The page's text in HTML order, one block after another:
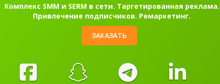
Комплекс SMM и SERM в сети. Таргетированная реклама.
Привлечение подписчиков. Ремаркетинг.
ЗАКАЗАТЬ